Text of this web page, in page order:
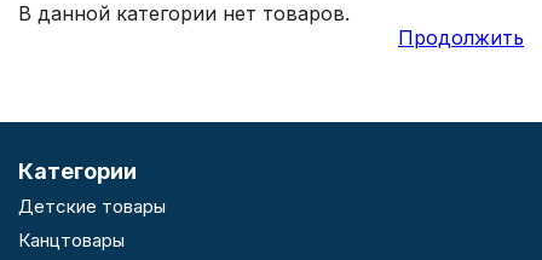
В данной категории нет товаров.
Продолжить
Категории
Детские товары
Канцтовары